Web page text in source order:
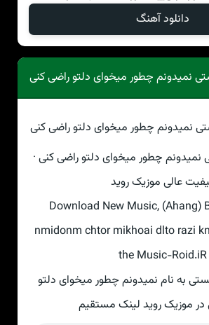
دانلود آهنگ
نمیدونم چطور میخوای دلتو راضی کنی
چطور میخوای دلتو راضی کنی ·
عالی موزیک روید
Download New Music, (Ahang)
nmidonm chtor mikhoai dlto razi
the Music-Roid.iR
به نام نمیدونم چطور میخوای دلتو
در موزیک روید لینک مستقیم